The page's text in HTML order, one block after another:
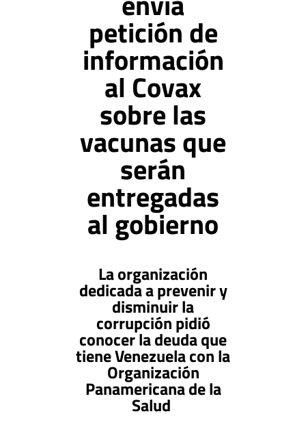
petición de
información
al Covax
sobre las
vacunas que
serán
entregadas
al gobierno
La organización
dedicada a prevenir y
disminuir la
corrupción pidió
conocer la deuda que
tiene Venezuela con la
Organización
Panamericana de la
Salud